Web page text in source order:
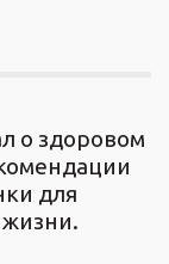
о здоровом
для
жизни.